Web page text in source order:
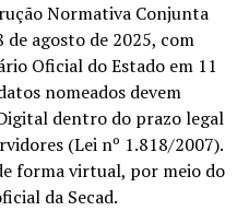
Normativa Conjunta
de agosto de 2025, com
Oficial do Estado em 11
nomeados devem
dentro do prazo legal
(Lei nº 1.818/2007).
forma virtual, por meio do
da Secad.